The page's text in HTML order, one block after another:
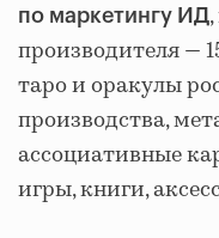
по маркетингу ИД
производителя —
таро и оракулы
производства,
ассоциативные
игры, книги,